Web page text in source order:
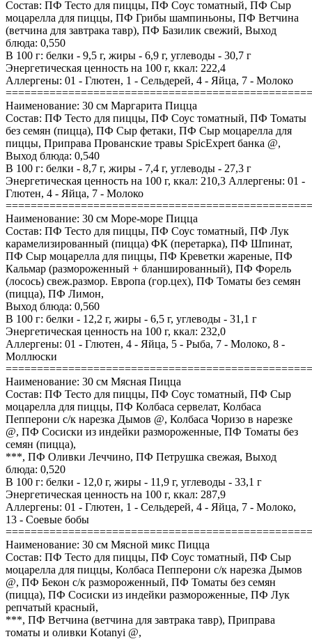
Состав: ПФ Тесто для пиццы, ПФ Соус томатный, ПФ Сыр
моцарелла для пиццы, ПФ Грибы шампиньоны, ПФ Ветчина
(ветчина для завтрака тавр), ПФ Базилик свежий, Выход
блюда: 0,550
В 100 г: белки - 9,5 г, жиры - 6,9 г, углеводы - 30,7 г
Энергетическая ценность на 100 г, ккал: 222,4
Аллергены: 01 - Глютен, 1 - Сельдерей, 4 - Яйца, 7 - Молоко
Наименование: 30 см Маргарита Пицца
Состав: ПФ Тесто для пиццы, ПФ Соус томатный, ПФ Томаты
без семян (пицца), ПФ Сыр фетаки, ПФ Сыр моцарелла для
пиццы, Приправа Прованские травы SpicExpert банка @,
Выход блюда: 0,540
В 100 г: белки - 8,7 г, жиры - 7,4 г, углеводы - 27,3 г
Энергетическая ценность на 100 г, ккал: 210,3 Аллергены: 01 -
Глютен, 4 - Яйца, 7 - Молоко
Наименование: 30 см Море-море Пицца
Состав: ПФ Тесто для пиццы, ПФ Соус томатный, ПФ Лук
карамелизированный (пицца) ФК (перетарка), ПФ Шпинат,
ПФ Сыр моцарелла для пиццы, ПФ Креветки жареные, ПФ
Кальмар (размороженный + бланшированный), ПФ Форель
(лосось) свеж.размор. Европа (гор.цех), ПФ Томаты без семян
(пицца), ПФ Лимон,
Выход блюда: 0,560
В 100 г: белки - 12,2 г, жиры - 6,5 г, углеводы - 31,1 г
Энергетическая ценность на 100 г, ккал: 232,0
Аллергены: 01 - Глютен, 4 - Яйца, 5 - Рыба, 7 - Молоко, 8 -
Моллюски
Наименование: 30 см Мясная Пицца
Состав: ПФ Тесто для пиццы, ПФ Соус томатный, ПФ Сыр
моцарелла для пиццы, ПФ Колбаса сервелат, Колбаса
Пепперони с/к нарезка Дымов @, Колбаса Чоризо в нарезке
@, ПФ Сосиски из индейки размороженные, ПФ Томаты без
семян (пицца),
***, ПФ Оливки Леччино, ПФ Петрушка свежая, Выход
блюда: 0,520
В 100 г: белки - 12,0 г, жиры - 11,9 г, углеводы - 33,1 г
Энергетическая ценность на 100 г, ккал: 287,9
Аллергены: 01 - Глютен, 1 - Сельдерей, 4 - Яйца, 7 - Молоко,
13 - Соевые бобы
Наименование: 30 см Мясной микс Пицца
Состав: ПФ Тесто для пиццы, ПФ Соус томатный, ПФ Сыр
моцарелла для пиццы, Колбаса Пепперони с/к нарезка Дымов
@, ПФ Бекон с/к размороженный, ПФ Томаты без семян
(пицца), ПФ Сосиски из индейки размороженные, ПФ Лук
репчатый красный,
***, ПФ Ветчина (ветчина для завтрака тавр), Приправа
томаты и оливки Kotanyi @,